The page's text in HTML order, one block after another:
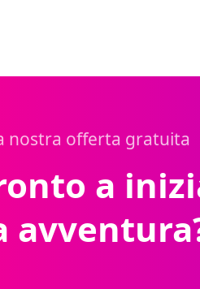
nostra offerta gratuita
a